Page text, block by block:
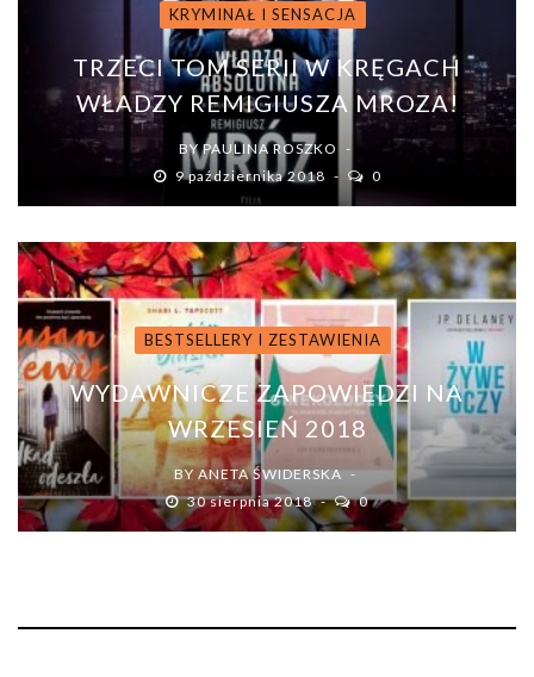
KRYMINAŁ I SENSACJA
TRZECI TOM SERII W KRĘGACH
WŁADZY REMIGIUSZA MROZA!
BYPAULINA ROSZKO
9 października 2018
0
BESTSELLERY I ZESTAWIENIA
WYDAWNICZE ZAPOWIEDZI NA
WRZESIEŃ 2018
BY ANETA ŚWIDERSKA
30 sierpnia 2018
0